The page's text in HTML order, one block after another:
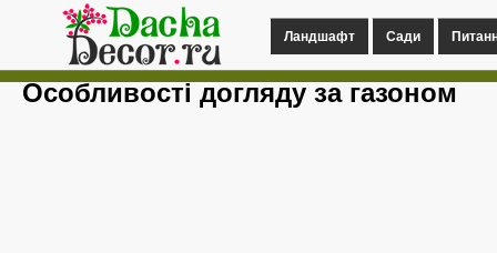
Ландшафт Сади
Особливості догляду за газоном